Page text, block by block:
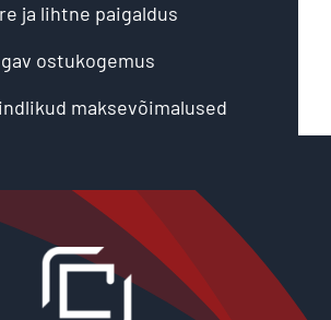
ja lihtne paigaldus
ostukogemus
maksevõimalused